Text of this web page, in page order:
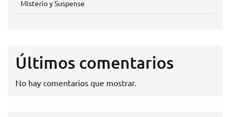
Misterio y Suspense
Últimos comentarios
No hay comentarios que mostrar.